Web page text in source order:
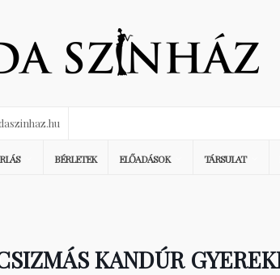
BÉRLETEK ELŐADÁSOK TÁRSULAT
KANDÚR